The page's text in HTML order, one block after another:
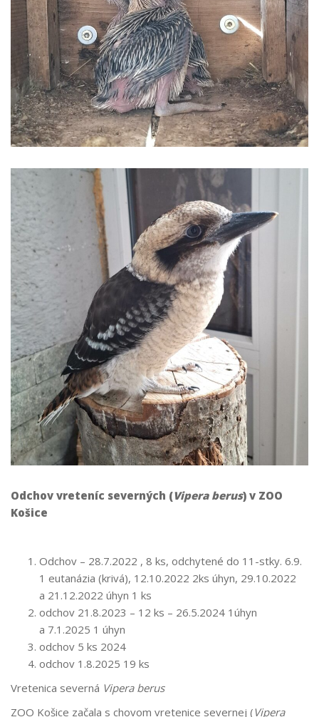
Odchov vreteníc severných (Vipera berus) v ZOO
Košice
Odchov – 28.7.2022 , 8 ks, odchytené do 11-stky. 6.9.
1 eutanázia (krivá), 12.10.2022 2ks úhyn, 29.10.2022
a 21.12.2022 úhyn 1 ks
odchov 21.8.2023 – 12 ks – 26.5.2024 1úhyn
a 7.1.2025 1 úhyn
odchov 5 ks 2024
odchov 1.8.2025 19 ks
Vretenica severná Vipera berus
ZOO Košice začala s chovom vretenice severnej (Vipera